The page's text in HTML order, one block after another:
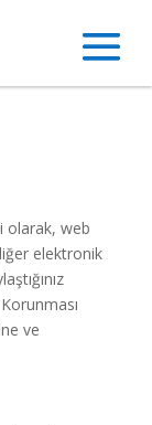
olarak, web
elektronik
ve